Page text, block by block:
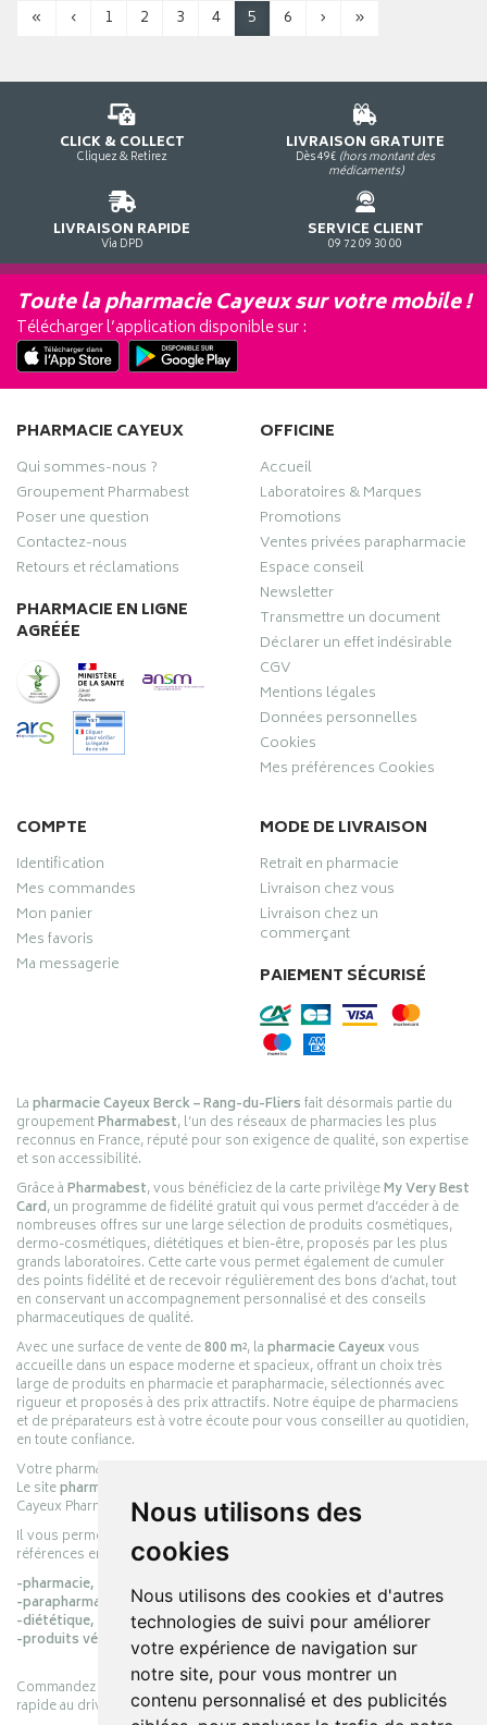
Nous utilisons des
cookies
Nous utilisons des cookies et d'autres
technologies de suivi pour améliorer
votre expérience de navigation sur
notre site, pour vous montrer un
contenu personnalisé et des publicités
« ‹ 1 2 3 4 5 6 › »
CLICK & COLLECT
Cliquez & Retirez
LIVRAISON GRATUITE
Dès 49€ (hors montant des
médicaments)
LIVRAISON RAPIDE
Via DPD
SERVICE CLIENT
09 72 09 30 00
Toute la pharmacie Cayeux sur votre mobile !
Télécharger l’application disponible sur :
PHARMACIE CAYEUX
Qui sommes-nous ?
Groupement Pharmabest
Poser une question
Contactez-nous
Retours et réclamations
PHARMACIE EN LIGNE
AGRÉÉE
OFFICINE
Accueil
Laboratoires & Marques
Promotions
Ventes privées parapharmacie
Espace conseil
Newsletter
Transmettre un document
Déclarer un effet indésirable
CGV
Mentions légales
Données personnelles
Cookies
Mes préférences Cookies
COMPTE
Identification
Mes commandes
Mon panier
Mes favoris
Ma messagerie
MODE DE LIVRAISON
Retrait en pharmacie
Livraison chez vous
Livraison chez un
commerçant
PAIEMENT SÉCURISÉ
Lapharmacie Cayeux Berck – Rang-du-Fliersfait désormais partie du
groupementPharmabest, l’un des réseaux de pharmacies les plus
reconnus en France, réputé pour son exigence de qualité, son expertise
et son accessibilité.
Grâce àPharmabest, vous bénéficiez de la carte privilègeMy Very Best
Card, un programme de fidélité gratuit qui vous permet d’accéder à de
nombreuses offres sur une large sélection de produits cosmétiques,
dermo-cosmétiques, diététiques et bien-être, proposés par les plus
grands laboratoires. Cette carte vous permet également de cumuler
des points fidélité et de recevoir régulièrement des bons d’achat, tout
en conservant un accompagnement personnalisé et des conseils
pharmaceutiques de qualité.
Avec une surface de vente de800 m², lapharmacie Cayeuxvous
accueille dans un espace moderne et spacieux, offrant un choix très
large de produits en pharmacie et parapharmacie, sélectionnés avec
rigueur et proposés à des prix attractifs. Notre équipe de pharmaciens
et de préparateurs est à votre écoute pour vous conseiller au quotidien,
en toute confiance.
Votre pharmacie en ligne :
Le sitepharmacie-cayeux.fr
Cayeux Pharmabest Berck-sur-Mer – Rang-du-Fliers.
Il vous permet de réaliser vos achats en ligne parmi des milliers de
références en :
-pharmacie,
-parapharmacie,
-diététique,
-produits vétérinaires.
Commandez simplement vos produits en ligne et choisissez le retrait
rapide au drive ou la livraison à domicile, en toute simplicité.